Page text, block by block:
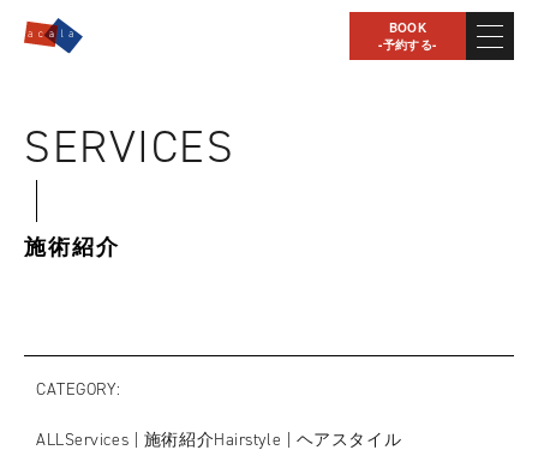
BOOK
-予約する-
SERVICES
施術紹介
CATEGORY
ALLServices | 施術紹介Hairstyle | ヘアスタイル